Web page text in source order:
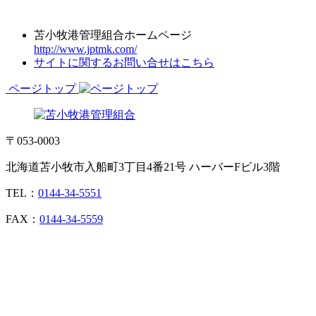
苫小牧港管理組合ホームページ
http://www.jptmk.com/
サイトに関するお問い合せはこちら
ページトップ
〒053-0003
北海道苫小牧市入船町3丁目4番21号 ハーバーFビル3階
TEL： 0144-34-5551
FAX： 0144-34-5559